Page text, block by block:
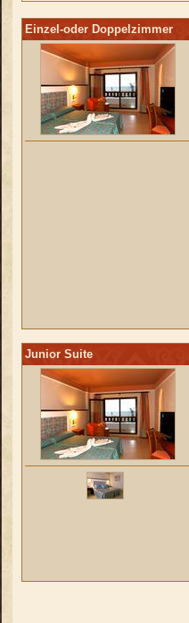
Einzel-oder Doppelzimmer
Junior Suite